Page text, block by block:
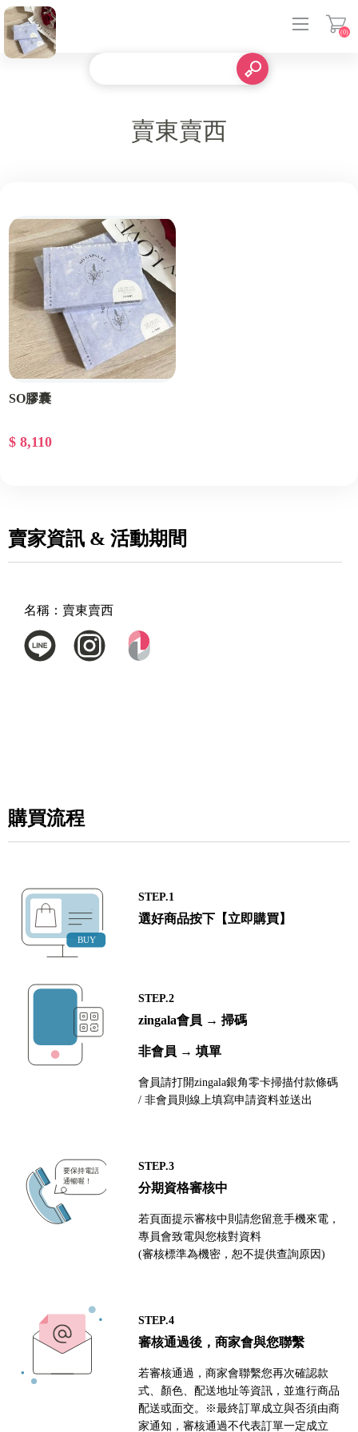
(0)
賣東賣西
SO膠囊
$ 8,110
賣家資訊 & 活動期間
名稱： 賣東賣西
購買流程
STEP.1
選好商品按下【立即購買】
STEP.2
zingala會員 → 掃碼
非會員 → 填單
會員請打開zingala銀角零卡掃描付款條碼
/ 非會員則線上填寫申請資料並送出
STEP.3
分期資格審核中
若頁面提示審核中則請您留意手機來電，
專員會致電與您核對資料
(審核標準為機密，恕不提供查詢原因)
STEP.4
審核通過後，商家會與您聯繫
若審核通過，商家會聯繫您再次確認款
式、顏色、配送地址等資訊，並進行商品
配送或面交。※最終訂單成立與否須由商
家通知，審核通過不代表訂單一定成立